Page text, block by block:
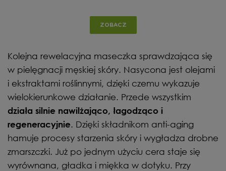
ZOBACZ
Kolejna rewelacyjna maseczka sprawdzająca się
w pielęgnacji męskiej skóry. Nasycona jest olejami
i ekstraktami roślinnymi, dzięki czemu wykazuje
wielokierunkowe działanie. Przede wszystkim
działa silnie nawilżająco, łagodząco i
regeneracyjnie. Dzięki składnikom anti-aging
hamuje procesy starzenia skóry i wygładza drobne
zmarszczki. Już po jednym użyciu cera staje się
wyrównana, gładka i miękka w dotyku. Przy